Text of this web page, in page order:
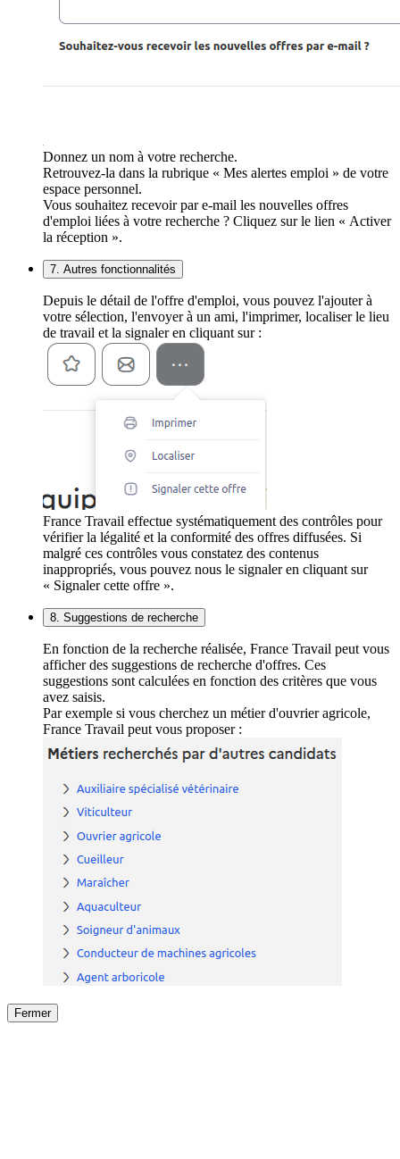
Donnez un nom à votre recherche.
Retrouvez-la dans la rubrique « Mes alertes emploi » de votre
espace personnel.
Vous souhaitez recevoir par e-mail les nouvelles offres
d'emploi liées à votre recherche ? Cliquez sur le lien « Activer
la réception ».
7. Autres fonctionnalités
Depuis le détail de l'offre d'emploi, vous pouvez l'ajouter à
votre sélection, l'envoyer à un ami, l'imprimer, localiser le lieu
de travail et la signaler en cliquant sur :
France Travail effectue systématiquement des contrôles pour
vérifier la légalité et la conformité des offres diffusées. Si
malgré ces contrôles vous constatez des contenus
inappropriés, vous pouvez nous le signaler en cliquant sur
« Signaler cette offre ».
8. Suggestions de recherche
En fonction de la recherche réalisée, France Travail peut vous
afficher des suggestions de recherche d'offres. Ces
suggestions sont calculées en fonction des critères que vous
avez saisis.
Par exemple si vous cherchez un métier d'ouvrier agricole,
France Travail peut vous proposer :
Fermer